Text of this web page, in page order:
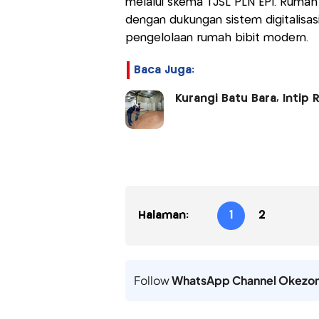
melalui skema TJSL PLN EPI.
dengan dukungan sistem
pengelolaan rumah bibit modern.
Baca Juga:
Kurangi Batu Bara, Intip
Halaman: 1 2
FollowWhatsApp Channel